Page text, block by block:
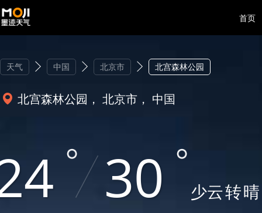
首页
天气 中国 北京市 北宫森林公园
北宫森林公园， 北京市， 中国
30 少云转晴